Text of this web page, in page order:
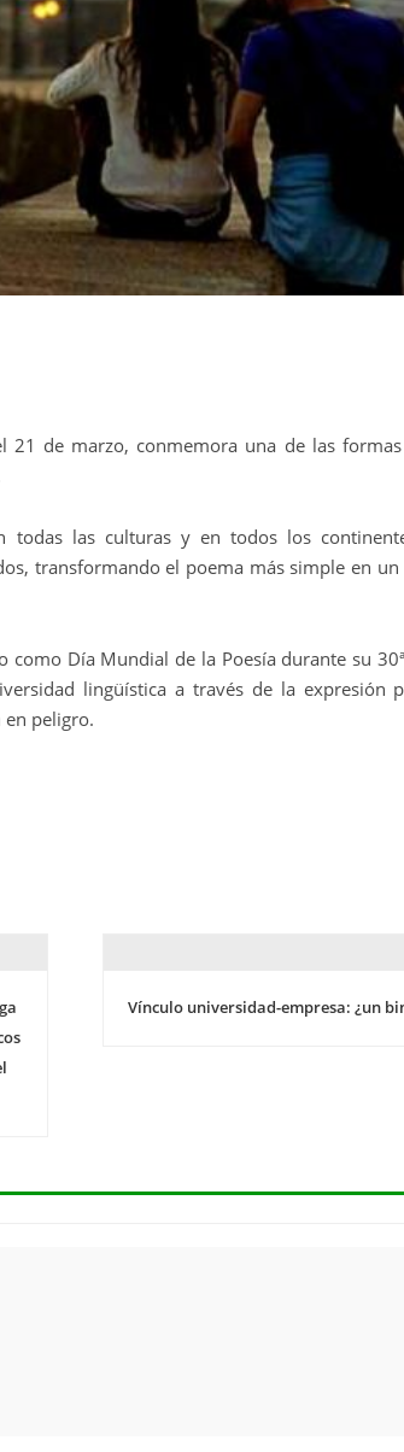
21 de marzo, conmemora una de las
las culturas y en todos los
transformando el poema más simple en
Día Mundial de la Poesía durante su
lingüística a través de la expresión
en peligro.
Vínculo universidad-empresa: ¿un